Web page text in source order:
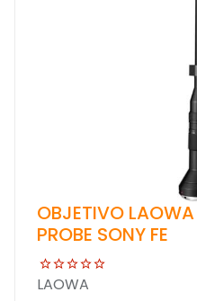
OBJETIVO
PROBE SONY FE
LAOWA